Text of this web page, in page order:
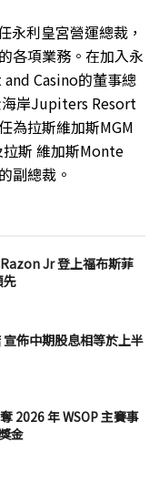
利皇宮營運總裁，
各項業務。在加入永
Casino的董事總
岸Jupiters Resort
為拉斯維加斯MGM
斯 維加斯Monte
副總裁。
Jr 登上福布斯菲
先
佈中期股息相等於上半
2026 年 WSOP 主賽事
金